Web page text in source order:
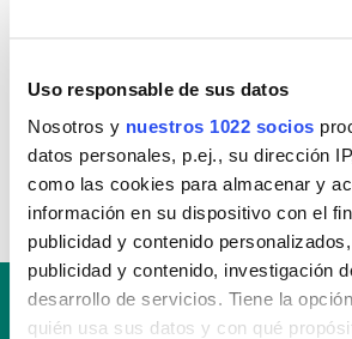
Uso responsable de sus datos
Nosotros y nuestros 1022 socios
datos personales, p.ej., su dirección
como las cookies para almacenar y
información en su dispositivo con el
publicidad y contenido
publicidad y contenido, investigación
desarrollo de servicios. Tiene la
quién usa sus datos y con qué
Limpiador Desinfectante